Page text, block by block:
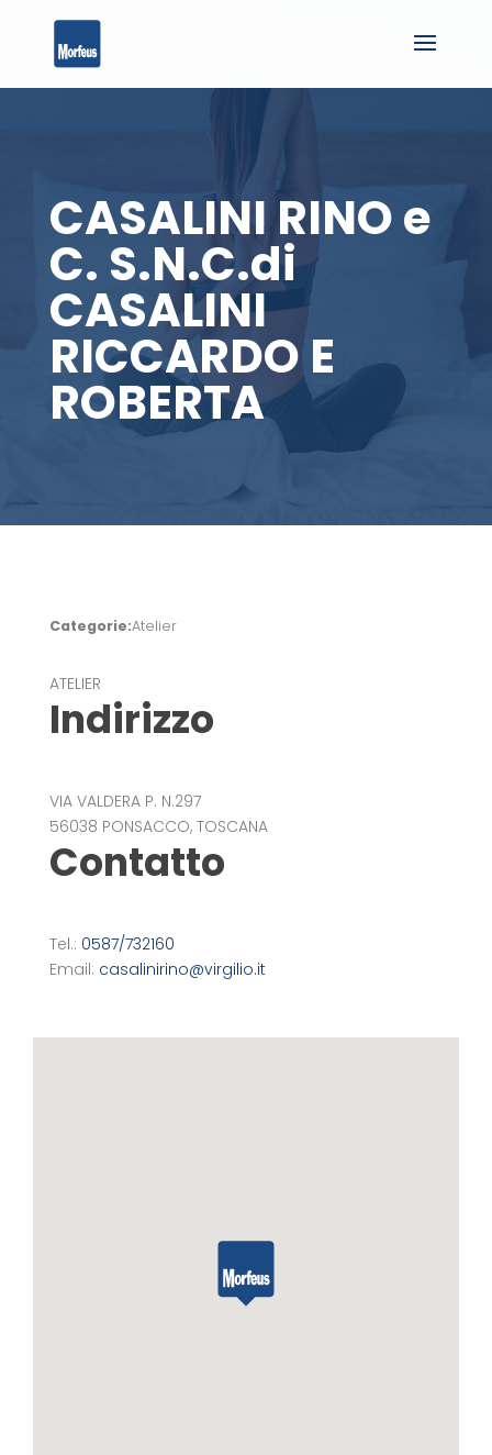
CASALINI RINO e
C. S.N.C.di
CASALINI
RICCARDO E
ROBERTA
Categorie:Atelier
ATELIER
Indirizzo
VIA VALDERA P. N.297
56038 PONSACCO, TOSCANA
Contatto
Tel.: 0587/732160
Email: casalinirino@virgilio.it